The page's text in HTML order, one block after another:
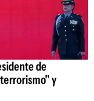
de
y